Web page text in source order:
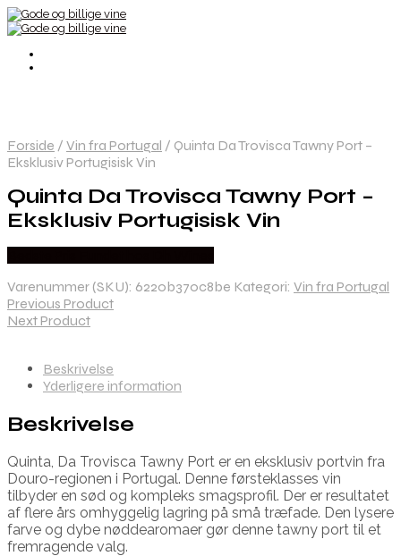
Forside / Vin fra Portugal / Quinta Da Trovisca Tawny Port –
Eksklusiv Portugisisk Vin
Quinta Da Trovisca Tawny Port –
Eksklusiv Portugisisk Vin
Varenummer (SKU): 6220b370c8be Kategori: Vin fra Portugal
Previous Product
Next Product
Beskrivelse
Yderligere information
Beskrivelse
Quinta, Da Trovisca Tawny Port er en eksklusiv portvin fra
Douro-regionen i Portugal. Denne førsteklasses vin
tilbyder en sød og kompleks smagsprofil. Der er resultatet
af flere års omhyggelig lagring på små træfade. Den lysere
farve og dybe nøddearomaer gør denne tawny port til et
fremragende valg.